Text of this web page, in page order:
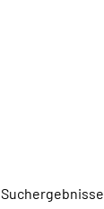
Suchergebnisse